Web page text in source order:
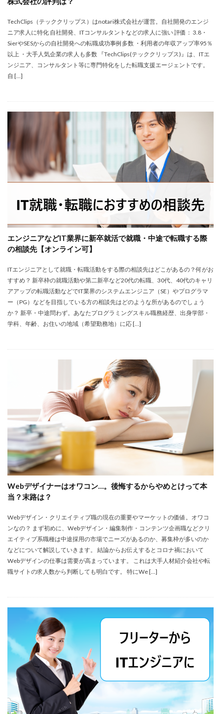
TechClips（テッククリップス）はnotari株式会社が運営。自社開発のエンジ
ニア求人に特化 自社開発、ITコンサルタントなどの求人に強い 評価： 3.8・
SierやSESからの自社開発への転職成功事例多数 ・利用者の年収アップ率95％
以上 ・大手人気企業の求人も多数 『TechClips(テッククリップス)』は、ITエ
ンジニア、コンサルタント等に専門特化をした転職支援エージェントです。
自 […]
エンジニアなどIT業界に新卒就活で就職・中途で転職する際
の相談先【オンライン可】
ITエンジニアとして就職・転職活動をする際の相談先はどこがあるの？何がお
すすめ？ 新卒枠の就職活動や第二新卒など20代の転職、30代、40代のキャリ
アアップの転職活動などでIT業界のシステムエンジニア（SE）やプログラマ
ー（PG）などを目指している方の相談先はどのような所があるのでしょう
か？ 新卒・中途問わず。あなたプログラミングスキル職務経歴、出身学部・
学科、年齢、お住いの地域（希望勤務地）に応 […]
Webデザイナーはオワコン…。後悔するからやめとけって本
当？末路は？
Webデザイン・クリエイティブ職の現在の重要やマーケットの価値。オワコ
ンなの？ まず初めに、Webデザイン・編集制作・コンテンツ企画職などクリ
エイティブ系職種は中途採用の市場でニーズがあるのか、募集枠が多いのか
などについて解説していきます。 結論からお伝えするとコロナ禍において
Webデザインの仕事は需要が高まっています。 これは大手人材紹介会社や転
職サイトの求人数から判断しても明白です。 特にWe […]